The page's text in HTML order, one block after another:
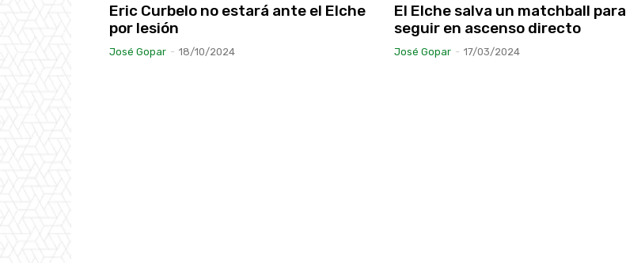
Eric Curbelo no estará ante el Elche
por lesión
José Gopar - 18/10/2024
El Elche salva un matchball para
seguir en ascenso directo
José Gopar - 17/03/2024